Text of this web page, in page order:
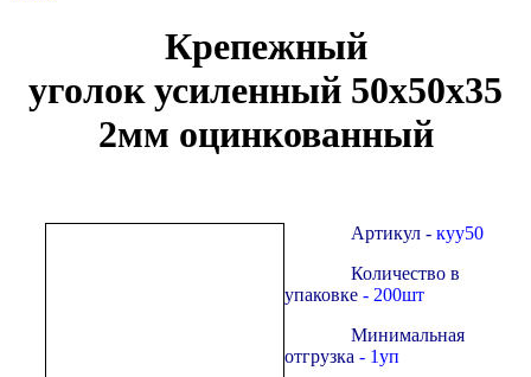
Крепежный
уголок усиленный 50х50х35
2мм оцинкованный
Артикул - куу50
Количество в
упаковке - 200шт
Минимальная
отгрузка - 1уп